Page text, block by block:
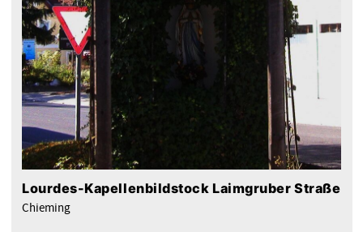
Lourdes-Kapellenbildstock Laimgruber Straße
Chieming